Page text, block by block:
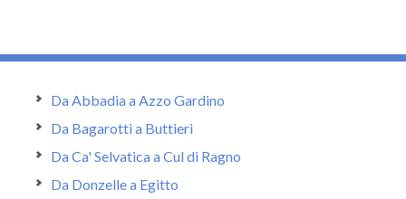
Da Abbadia a Azzo Gardino
Da Bagarotti a Buttieri
Da Ca' Selvatica a Cul di Ragno
Da Donzelle a Egitto